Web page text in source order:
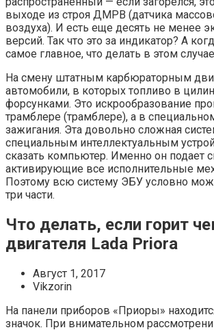
выходе из строя ДМРВ (датчика
воздуха). И есть еще десять не менее
версий. Так что это за индикатор? А
самое главное, что делать в этом
На смену штатным карбюраторным
автомобили, в которых топливо в
форсунками. Это искрообразование
трамблере (трамблере), а в
зажигания. Эта довольно сложная
специальным интеллектуальным
сказать компьютер. Именно он подает
активирующие все исполнительные
Поэтому всю систему ЭБУ условно
три части.
Что делать, если горит
двигателя Lada Priora
Август 1, 2017
Vikzorin
На панели приборов «Приоры»
значок. При внимательном